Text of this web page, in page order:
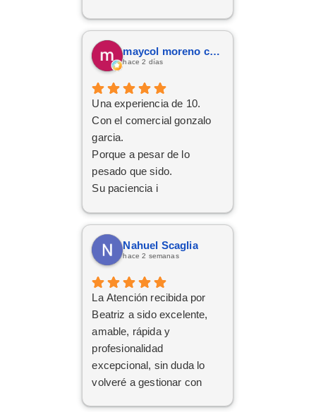
maycol moreno cuervo
hace 2 días
Una experiencia de 10.
Con el comercial gonzalo
garcia.
Porque a pesar de lo
pesado que sido.
Su paciencia i
Han cumplido el sueño de
mi familia
De tener el coche deseado.
cordial
Da gusto comunicarse con
Nahuel Scaglia
hace 2 semanas
La Atención recibida por
Beatriz a sido excelente,
amable, rápida y
profesionalidad
excepcional, sin duda lo
volveré a gestionar con